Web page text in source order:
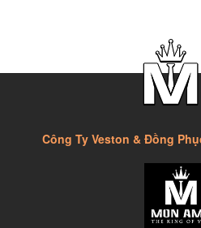
Công Ty Veston & Đồng